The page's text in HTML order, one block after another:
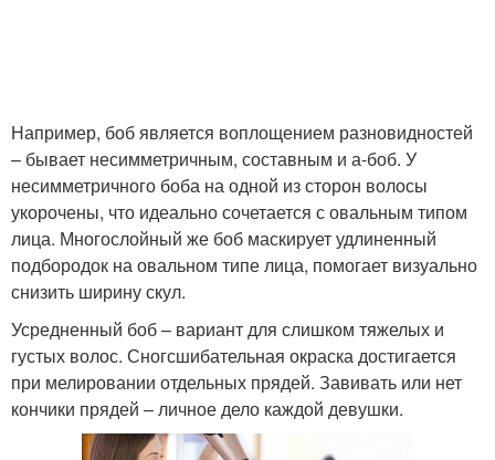
Например, боб является воплощением разновидностей
– бывает несимметричным, составным и а-боб. У
несимметричного боба на одной из сторон волосы
укорочены, что идеально сочетается с овальным типом
лица. Многослойный же боб маскирует удлиненный
подбородок на овальном типе лица, помогает визуально
снизить ширину скул.
Усредненный боб – вариант для слишком тяжелых и
густых волос. Сногсшибательная окраска достигается
при мелировании отдельных прядей. Завивать или нет
кончики прядей – личное дело каждой девушки.